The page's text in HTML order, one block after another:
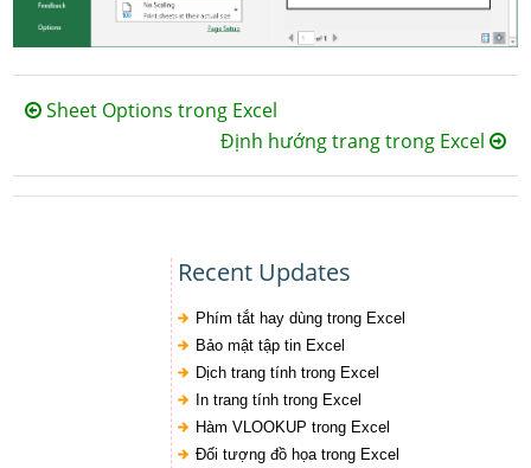
Sheet Options trong Excel
Định hướng trang trong Excel
Recent Updates
Phím tắt hay dùng trong Excel
Bảo mật tập tin Excel
Dịch trang tính trong Excel
In trang tính trong Excel
Hàm VLOOKUP trong Excel
Đối tượng đồ họa trong Excel